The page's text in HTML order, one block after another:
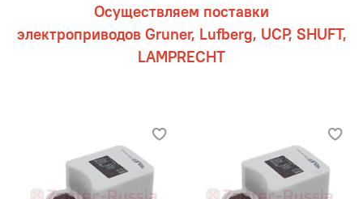
Осуществляем поставки
электроприводов Gruner, Lufberg, UCP, SHUFT,
LAMPRECHT